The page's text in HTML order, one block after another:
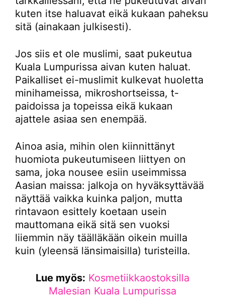
kuten itse haluavat eikä kukaan paheksu
sitä (ainakaan julkisesti).
Jos siis et ole muslimi, saat pukeutua
Kuala Lumpurissa aivan kuten haluat.
Paikalliset ei-muslimit kulkevat huoletta
minihameissa, mikroshortseissa, t-
paidoissa ja topeissa eikä kukaan
ajattele asiaa sen enempää.
Ainoa asia, mihin olen kiinnittänyt
huomiota pukeutumiseen liittyen on
sama, joka nousee esiin useimmissa
Aasian maissa: jalkoja on hyväksyttävää
näyttää vaikka kuinka paljon, mutta
rintavaon esittely koetaan usein
mauttomana eikä sitä sen vuoksi
liiemmin näy täälläkään oikein muilla
kuin (yleensä länsimaisilla) turisteilla.
Lue myös: Kosmetiikkaostoksilla
Malesian Kuala Lumpurissa